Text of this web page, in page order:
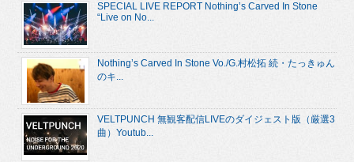
SPECIAL LIVE REPORT Nothing’s Carved In Stone
“Live on No...
Nothing’s Carved In Stone Vo./G.村松拓 続・たっきゅん
のキ...
VELTPUNCH 無観客配信LIVEのダイジェスト版（厳選3
曲）Youtub...